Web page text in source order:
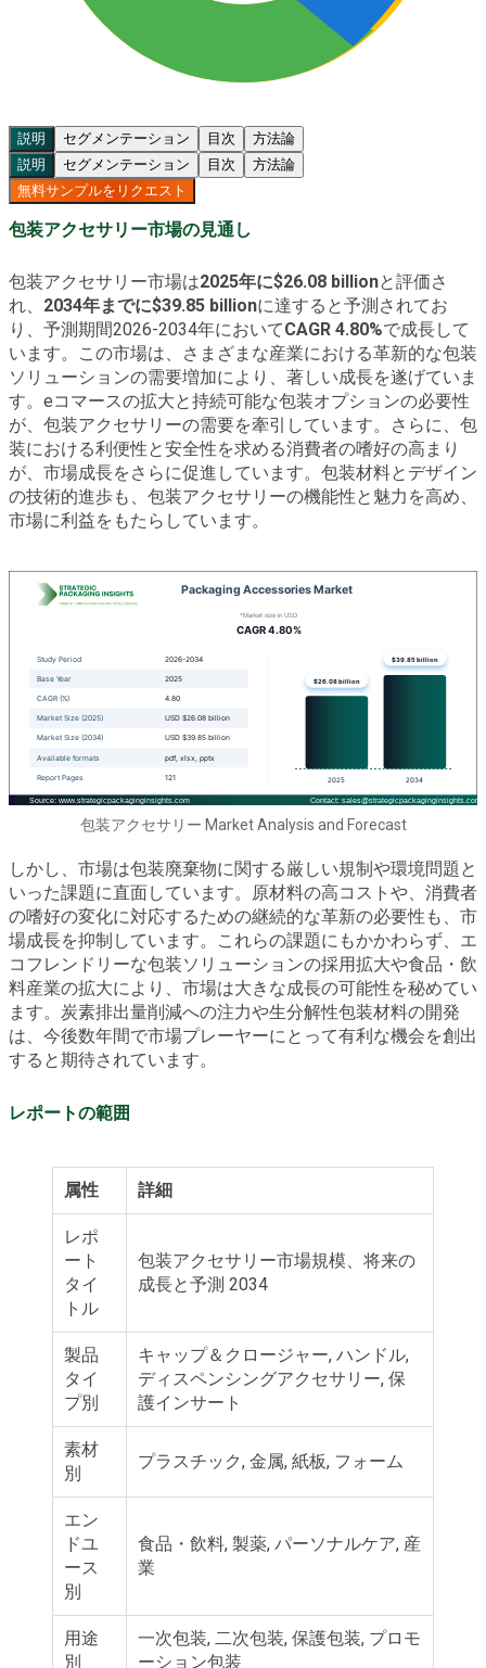
説明 セグメンテーション 目次
方法論
説明
セグメンテーション 目次
方法論
無料サンプルをリクエスト
包装アクセサリー市場の見通し
包装アクセサリー市場は2025年に$26.08 billionと評価さ
れ、 2034年までに$39.85 billionに達すると予測されてお
り、予測期間2026-2034年においてCAGR 4.80%で成長して
います。この市場は、さまざまな産業における革新的な包装
ソリューションの需要増加により、著しい成長を遂げていま
す。eコマースの拡大と持続可能な包装オプションの必要性
が、包装アクセサリーの需要を牽引しています。さらに、包
装における利便性と安全性を求める消費者の嗜好の高まり
が、市場成長をさらに促進しています。包装材料とデザイン
の技術的進歩も、包装アクセサリーの機能性と魅力を高め、
市場に利益をもたらしています。
包装アクセサリー Market Analysis and Forecast
しかし、市場は包装廃棄物に関する厳しい規制や環境問題と
いった課題に直面しています。原材料の高コストや、消費者
の嗜好の変化に対応するための継続的な革新の必要性も、市
場成長を抑制しています。これらの課題にもかかわらず、エ
コフレンドリーな包装ソリューションの採用拡大や食品・飲
料産業の拡大により、市場は大きな成長の可能性を秘めてい
ます。炭素排出量削減への注力や生分解性包装材料の開発
は、今後数年間で市場プレーヤーにとって有利な機会を創出
すると期待されています。
レポートの範囲
属性 詳細
レポ
ート
タイ
トル
包装アクセサリー市場規模、将来の
成長と予測 2034
製品
タイ
プ別
キャップ＆クロージャー, ハンドル,
ディスペンシングアクセサリー, 保
護インサート
素材
別
プラスチック, 金属, 紙板, フォーム
エン
ドユ
ース
別
食品・飲料, 製薬, パーソナルケア, 産
業
用途
別
一次包装, 二次包装, 保護包装, プロモ
ーション包装